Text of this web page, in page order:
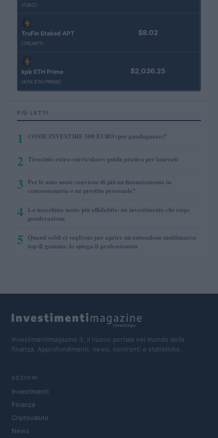
(FIBO)
TruFin Staked APT
(TRUAPT)
$8.02
kpk ETH Prime
(KPK ETH PRIME)
$2,036.25
PIÙ LETTI
1 COME INVESTIRE 500 EURO (per guadagnare)?
2 Tirocinio extra-curriculare: guida pratica per laureati
3 Per le auto usate conviene di più un finanziamento in
concessionaria o un prestito personale?
4 La macchina usata più affidabile: un investimento che esige
ponderazione
5 Quanti soldi ci vogliono per aprire un autosalone multimarca
top di gamma: lo spiega il professionista
Investimentimagazine.it, il nuovo portale nel mondo della
finanza. Approfondimenti, news, confronti e statistiche.
SEZIONI
Investimenti
Finanza
Criptovalute
News